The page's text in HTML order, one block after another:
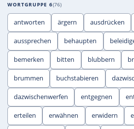
WORTGRUPPE 6 76
antworten ärgern ausdrücken
aussprechen behaupten
bemerken bitten blubbern
brummen buchstabieren
dazwischenwerfen entgegnen
erteilen erwähnen erwidern